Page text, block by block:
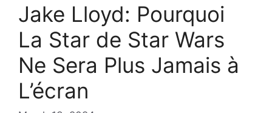
Jake Lloyd: Pourquoi
La Star de Star Wars
Ne Sera Plus Jamais à
L’écran